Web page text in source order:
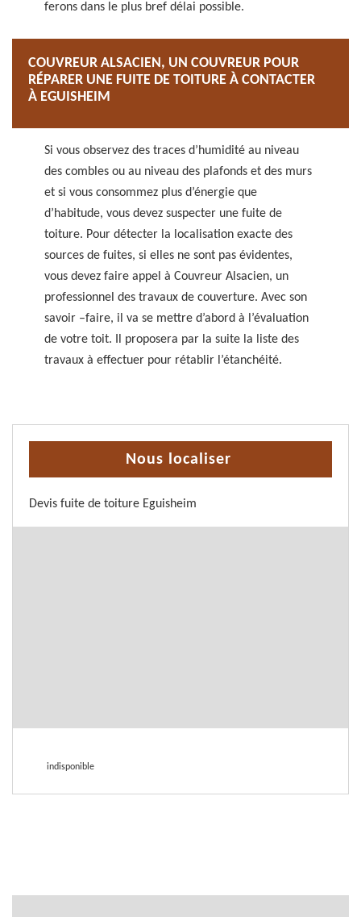
ferons dans le plus bref délai possible.
COUVREUR ALSACIEN, UN COUVREUR POUR
RÉPARER UNE FUITE DE TOITURE À CONTACTER
À EGUISHEIM
Si vous observez des traces d’humidité au niveau
des combles ou au niveau des plafonds et des murs
et si vous consommez plus d’énergie que
d’habitude, vous devez suspecter une fuite de
toiture. Pour détecter la localisation exacte des
sources de fuites, si elles ne sont pas évidentes,
vous devez faire appel à Couvreur Alsacien, un
professionnel des travaux de couverture. Avec son
savoir –faire, il va se mettre d’abord à l’évaluation
de votre toit. Il proposera par la suite la liste des
travaux à effectuer pour rétablir l’étanchéité.
Nous localiser
Devis fuite de toiture Eguisheim
indisponible